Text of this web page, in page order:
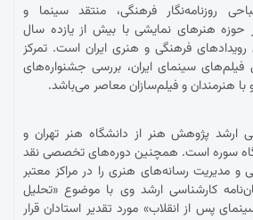
روزنامه‌نگار فرهنگی، منتقد سینما و
حوزه هنرهای نمایشی با بیش از یازده سال
فرهنگی و هنری ایران است. تمرکز
سینمای ایران، بررسی جشنواره‌های
هنرمندان و فیلم‌سازان معاصر می‌باشد.
ارشد پژوهش هنر از دانشگاه هنر تهران و
سوره است. همچنین دوره‌های تخصصی نقد
و مدیریت رسانه‌های هنری را در مراکز معتبر
کارشناسی ارشد وی با موضوع «تحلیل
پس از انقلاب» مورد تقدیر استادان قرار